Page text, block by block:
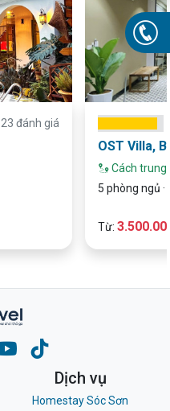
23 đánh giá
OST Villa,
Cách trung
5 phòng ngủ ·
Từ:
Dịch vụ
Homestay Sóc Sơn